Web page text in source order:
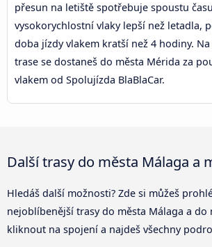
přesun na letiště spotřebuje spoustu
vysokorychlostní vlaky lepší než letadla,
doba jízdy vlakem kratší než 4 hodiny.
trase se dostaneš do města Mérida za
vlakem od Spolujízda BlaBlaCar.
Další trasy do města Málaga a
Hledáš další možnosti? Zde si můžeš
nejoblíbenější trasy do města Málaga a do
kliknout na spojení a najdeš všechny